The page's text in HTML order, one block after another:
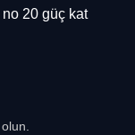
20 güç kat